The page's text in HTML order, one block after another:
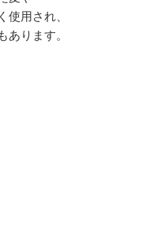
用され、
ります。